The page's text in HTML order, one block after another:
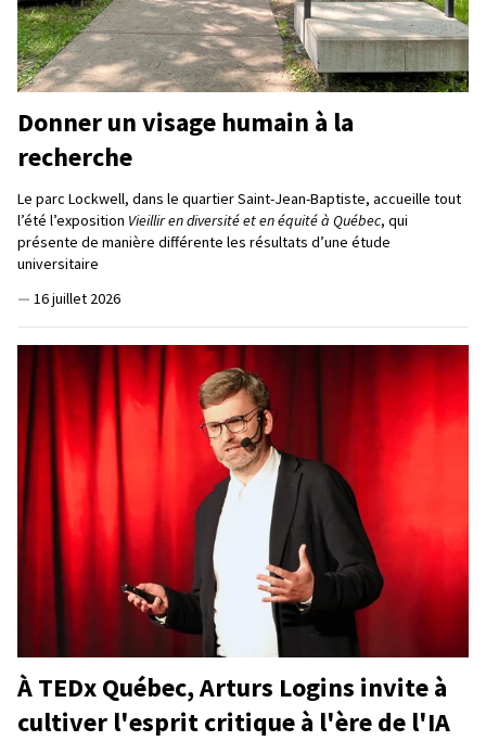
Donner un visage humain à la
recherche
Le parc Lockwell, dans le quartier Saint-Jean-Baptiste, accueille tout
l’été l’exposition Vieillir en diversité et en équité à Québec, qui
présente de manière différente les résultats d’une étude
universitaire
— 16 juillet 2026
À TEDx Québec, Arturs Logins invite à
cultiver l'esprit critique à l'ère de l'IA